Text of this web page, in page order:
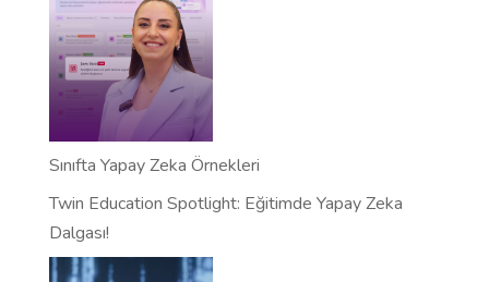
Sınıfta Yapay Zeka Örnekleri
Twin Education Spotlight: Eğitimde Yapay Zeka
Dalgası!